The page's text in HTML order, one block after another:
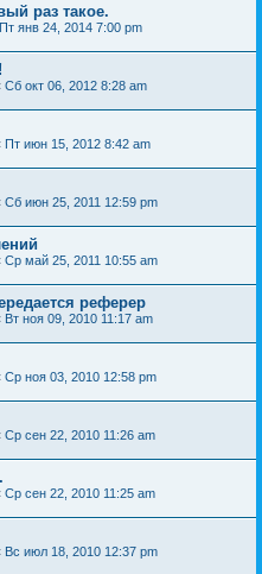
раз такое.
Пт янв 24, 2014 7:00 pm
Сб окт 06, 2012 8:28 am
Пт июн 15, 2012 8:42 am
Сб июн 25, 2011 12:59 pm
Ср май 25, 2011 10:55 am
реферер
Вт ноя 09, 2010 11:17 am
Ср ноя 03, 2010 12:58 pm
Ср сен 22, 2010 11:26 am
Ср сен 22, 2010 11:25 am
Вс июл 18, 2010 12:37 pm